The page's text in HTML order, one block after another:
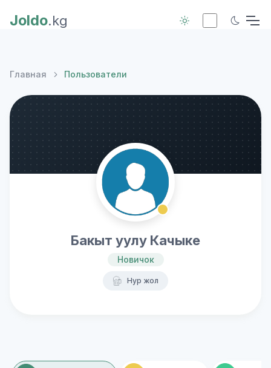
Joldo.kg
Главная Пользователи
Бакыт уулу Качыке
Новичок
Нур жол